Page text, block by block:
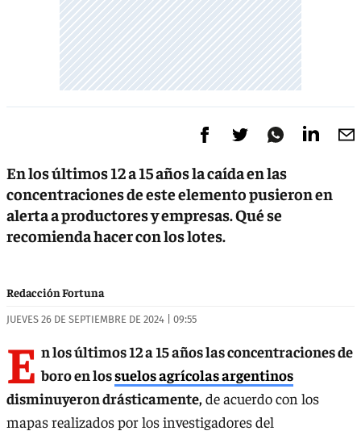
En los últimos 12 a 15 años la caída en las
concentraciones de este elemento pusieron en
alerta a productores y empresas. Qué se
recomienda hacer con los lotes.
Redacción Fortuna
JUEVES 26 DE SEPTIEMBRE DE 2024 | 09:55
E n los últimos 12 a 15 años las concentraciones de
boro en lossuelos agrícolas argentinos
disminuyeron drásticamente,de acuerdo con los
mapas realizados por los investigadores del